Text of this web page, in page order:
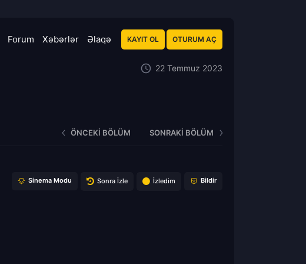
Forum Xəbərlər Əlaqə KAYIT OL OTURUM AÇ
22 Temmuz 2023
ÖNCEKI BÖLÜM SONRAKI BÖLÜM
Sinema Modu Sonra İzle İzledim Bildir